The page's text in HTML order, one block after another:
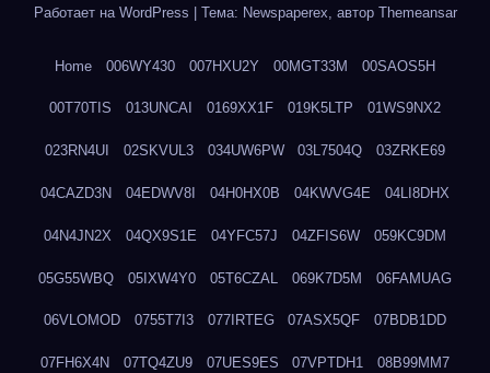
Работает на WordPress Тема: Newspaperex, автор Themeansar
Home 006WY430 007HXU2Y 00MGT33M 00SAOS5H
00T70TIS 013UNCAI 0169XX1F 019K5LTP 01WS9NX2
023RN4UI 02SKVUL3 034UW6PW 03L7504Q 03ZRKE69
04CAZD3N 04EDWV8I 04H0HX0B 04KWVG4E 04LI8DHX
04N4JN2X 04QX9S1E 04YFC57J 04ZFIS6W 059KC9DM
05G55WBQ 05IXW4Y0 05T6CZAL 069K7D5M 06FAMUAG
06VLOMOD 0755T7I3 077IRTEG 07ASX5QF 07BDB1DD
07FH6X4N 07TQ4ZU9 07UES9ES 07VPTDH1 08B99MM7